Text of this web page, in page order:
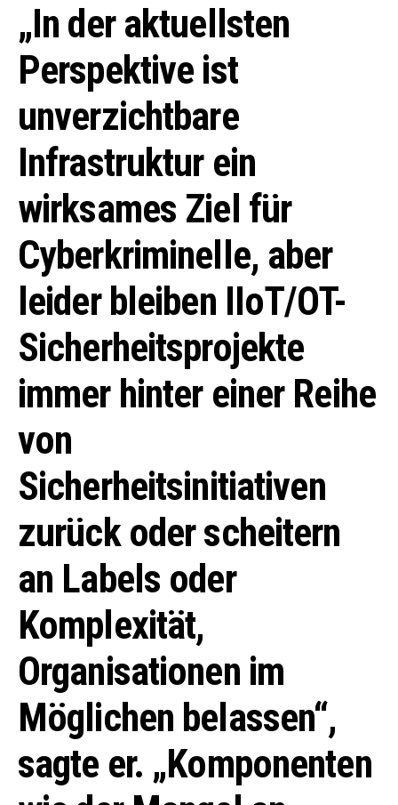
„In der aktuellsten
Perspektive ist
unverzichtbare
Infrastruktur ein
wirksames Ziel für
Cyberkriminelle, aber
leider bleiben IIoT/OT-
Sicherheitsprojekte
immer hinter einer Reihe
von
Sicherheitsinitiativen
zurück oder scheitern
an Labels oder
Komplexität,
Organisationen im
Möglichen belassen“,
sagte er. „Komponenten